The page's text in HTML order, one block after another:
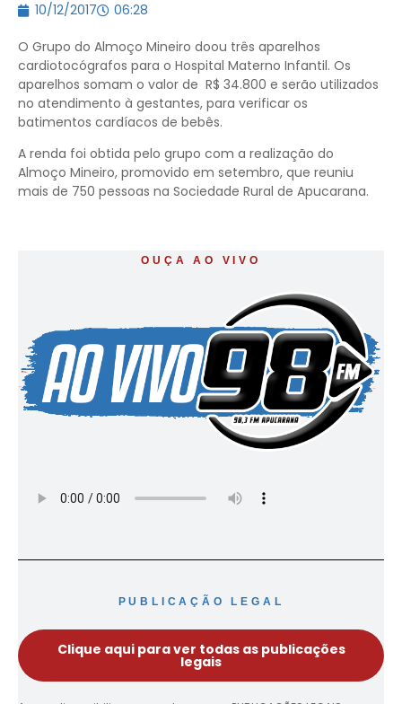
10/12/2017 06:28
O Grupo do Almoço Mineiro doou três aparelhos
cardiotocógrafos para o Hospital Materno Infantil. Os
aparelhos somam o valor de R$ 34.800 e serão utilizados
no atendimento à gestantes, para verificar os
batimentos cardíacos de bebês.
A renda foi obtida pelo grupo com a realização do
Almoço Mineiro, promovido em setembro, que reuniu
mais de 750 pessoas na Sociedade Rural de Apucarana.
OUÇA AO VIVO
PUBLICAÇÃO LEGAL
Clique aqui para ver todas as publicações
legais